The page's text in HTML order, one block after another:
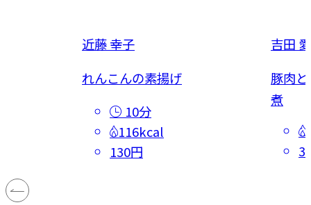
近藤 幸子
れんこんの素揚げ
10分
116kcal
130円
吉田 愛
豚肉
煮